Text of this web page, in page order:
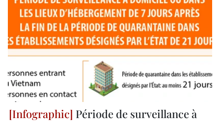
Période de surveillance à